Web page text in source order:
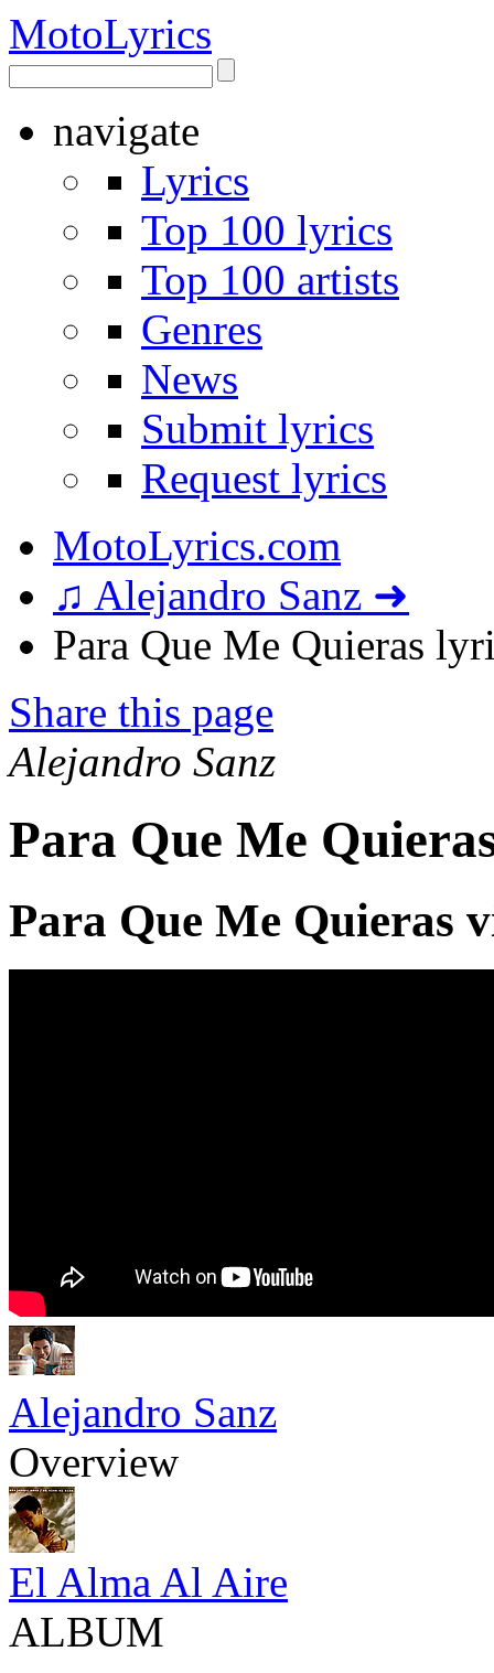
MotoLyrics
navigate
Lyrics
Top 100 lyrics
Top 100 artists
Genres
News
Submit lyrics
Request lyrics
MotoLyrics.com
♫ Alejandro Sanz ➜
Para Que Me Quieras
Share this page
Alejandro Sanz
Para Que Me
Para Que Me Quieras
Alejandro Sanz
Overview
El Alma Al Aire
ALBUM